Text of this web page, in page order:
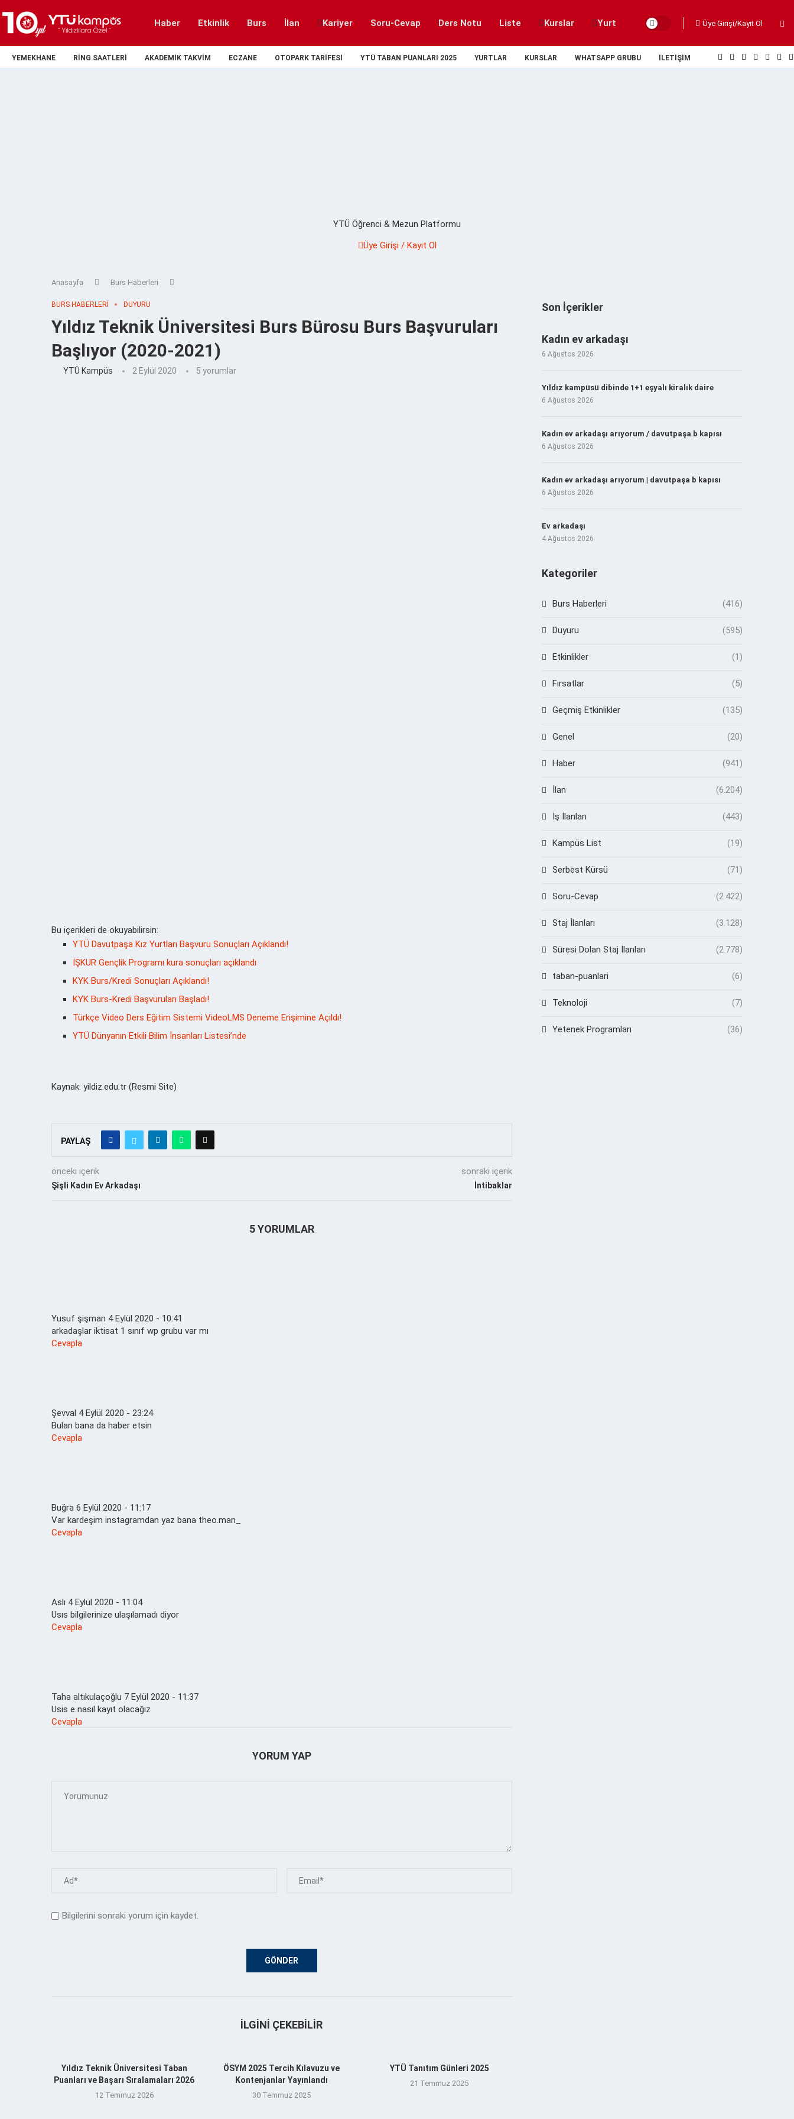
Haber Etkinlik Burs İlan Kariyer Soru-Cevap Ders Notu Liste Kurslar Yurt Üye Girişi/Kayıt Ol
YEMEKHANE RING SAATLERI AKADEMIK TAKVIM ECZANE OTOPARK TARIFESI YTÜ TABAN PUANLARI 2025 YURTLAR KURSLAR WHATSAPP GRUBU İLETIŞIM
YTÜ Öğrenci & Mezun Platformu
Üye Girişi / Kayıt Ol
Anasayfa Burs Haberleri
BURS HABERLERI DUYURU
Yıldız Teknik Üniversitesi Burs Bürosu Burs Başvuruları
Başlıyor (2020-2021)
YTÜ Kampüs 2 Eylül 2020 5 yorumlar
Bu içerikleri de okuyabilirsin:
YTÜ Davutpaşa Kız Yurtları Başvuru Sonuçları Açıklandı!
İŞKUR Gençlik Programı kura sonuçları açıklandı
KYK Burs/Kredi Sonuçları Açıklandı!
KYK Burs-Kredi Başvuruları Başladı!
Türkçe Video Ders Eğitim Sistemi VideoLMS Deneme Erişimine Açıldı!
YTÜ Dünyanın Etkili Bilim İnsanları Listesi’nde
Kaynak: yildiz.edu.tr (Resmi Site)
PAYLAŞ
önceki içerik
Şişli Kadın Ev Arkadaşı
sonraki içerik
İntibaklar
5 YORUMLAR
Yusuf şişman 4 Eylül 2020 - 10:41
arkadaşlar iktisat 1 sınıf wp grubu var mı
Cevapla
Şevval 4 Eylül 2020 - 23:24
Bulan bana da haber etsin
Cevapla
Buğra 6 Eylül 2020 - 11:17
Var kardeşim instagramdan yaz bana theo.man_
Cevapla
Aslı 4 Eylül 2020 - 11:04
Usıs bilgilerinize ulaşılamadı diyor
Cevapla
Taha altıkulaçoğlu 7 Eylül 2020 - 11:37
Usis e nasıl kayıt olacağız
Cevapla
YORUM YAP
Bilgilerini sonraki yorum için kaydet.
İLGINI ÇEKEBILIR
Yıldız Teknik Üniversitesi Taban
Puanları ve Başarı Sıralamaları 2026
12 Temmuz 2026
ÖSYM 2025 Tercih Kılavuzu ve
Kontenjanlar Yayınlandı
30 Temmuz 2025
YTÜ Tanıtım Günleri 2025
21 Temmuz 2025
Son İçerikler
Kadın ev arkadaşı
6 Ağustos 2026
Yıldız kampüsü dibinde 1+1 eşyalı kiralık daire
6 Ağustos 2026
Kadın ev arkadaşı arıyorum / davutpaşa b kapısı
6 Ağustos 2026
Kadın ev arkadaşı arıyorum | davutpaşa b kapısı
6 Ağustos 2026
Ev arkadaşı
4 Ağustos 2026
Kategoriler
Burs Haberleri (416)
Duyuru (595)
Etkinlikler (1)
Fırsatlar (5)
Geçmiş Etkinlikler (135)
Genel (20)
Haber (941)
İlan (6.204)
İş İlanları (443)
Kampüs List (19)
Serbest Kürsü (71)
Soru-Cevap (2.422)
Staj İlanları (3.128)
Süresi Dolan Staj İlanları (2.778)
taban-puanlari (6)
Teknoloji (7)
Yetenek Programları (36)